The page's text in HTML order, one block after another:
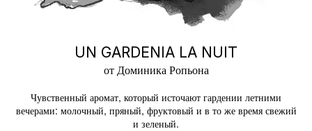
UN GARDENIA LA NUIT
от Доминика Ропьона
Чувственный аромат, который источают гардении летними
вечерами: молочный, пряный, фруктовый и в то же время свежий
и зеленый.